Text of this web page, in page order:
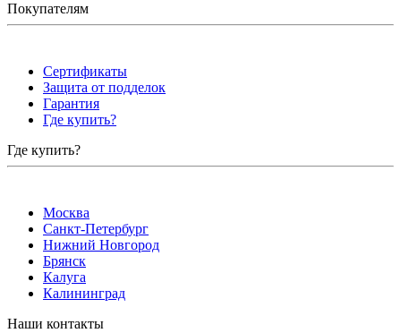
Покупателям
Сертификаты
Защита от подделок
Гарантия
Где купить?
Где купить?
Москва
Санкт-Петербург
Нижний Новгород
Брянск
Калуга
Калининград
Наши контакты